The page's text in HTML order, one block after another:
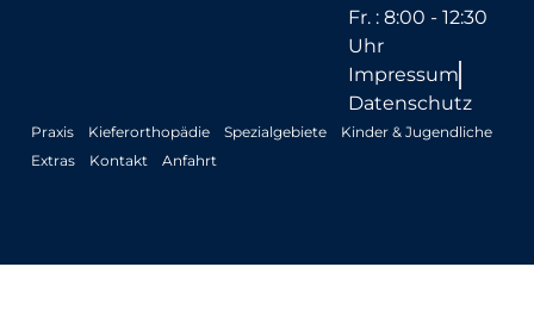
Fr. : 8:00 - 12:30
Uhr
Impressum
Datenschutz
Praxis Kieferorthopädie Spezialgebiete
Kinder & Jugendliche
Extras
Kontakt Anfahrt